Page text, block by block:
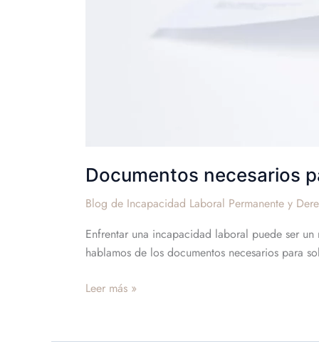
Documentos necesarios
Blog de Incapacidad Laboral Permanente y
Enfrentar una incapacidad laboral puede ser
hablamos de los documentos necesarios para
Leer más »